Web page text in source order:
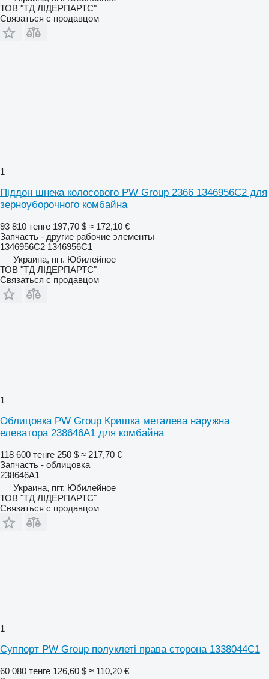
ТОВ "ТД ЛІДЕРПАРТС"
Связаться с продавцом
1
Піддон шнека колосового PW Group 2366 1346956C2 для
зерноуборочного комбайна
93 810 тенге 197,70 $ ≈ 172,10 €
Запчасть - другие рабочие элементы
1346956C2 1346956C1
Украина, пгт. Юбилейное
ТОВ "ТД ЛІДЕРПАРТС"
Связаться с продавцом
1
Облицовка PW Group Кришка металева наружна
елеватора 238646A1 для комбайна
118 600 тенге 250 $ ≈ 217,70 €
Запчасть - облицовка
238646A1
Украина, пгт. Юбилейное
ТОВ "ТД ЛІДЕРПАРТС"
Связаться с продавцом
1
Суппорт PW Group полуклеті права сторона 1338044C1
60 080 тенге 126,60 $ ≈ 110,20 €